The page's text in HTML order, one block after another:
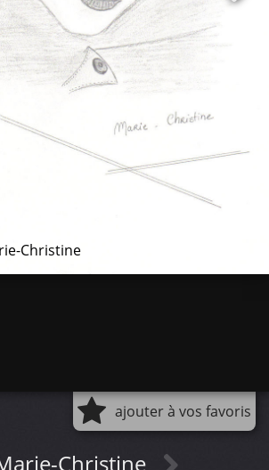
Christine
ajouter à vos favoris
Christine